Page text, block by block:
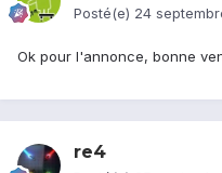
Posté(e) 24
Ok pour l'annonce, bonne
re4